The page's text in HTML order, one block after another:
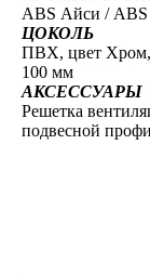
ABS Айси /
ЦОКОЛЬ
ПВХ, цвет Хром,
100 мм
АКСЕССУАРЫ
Решетка
подвесной